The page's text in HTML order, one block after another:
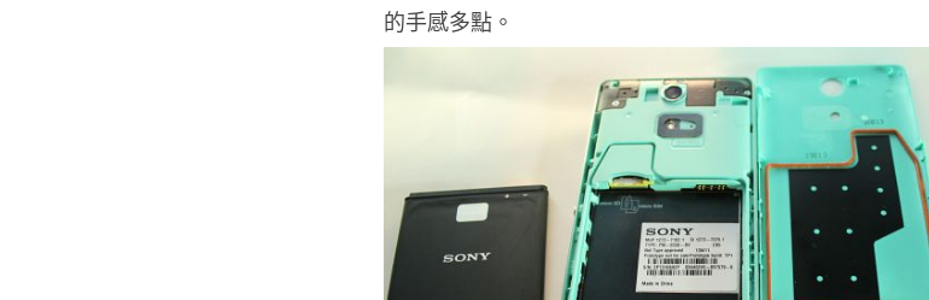
的手感多點。